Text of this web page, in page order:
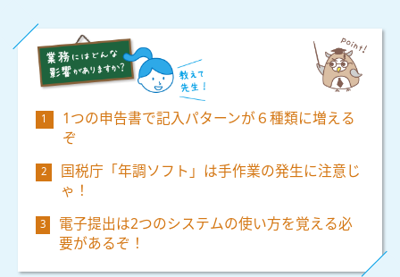
1つの申告書で記入パターンが６種類に増える
ぞ
国税庁「年調ソフト」は手作業の発生に注意じ
ゃ！
電子提出は2つのシステムの使い方を覚える必
要があるぞ！